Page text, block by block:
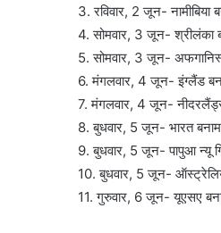
3. रविवार, 2 जून- नामीबिया
4. सोमवार, 3 जून- श्रीलंका
5. सोमवार, 3 जून-
6. मंगलवार, 4 जून- इंग्लैंड
7. मंगलवार, 4 जून-
8. बुधवार, 5 जून- भारत
9. बुधवार, 5 जून- पापुआ न्यू
10. बुधवार, 5 जून-
11. गुरुवार, 6 जून- यूएसए